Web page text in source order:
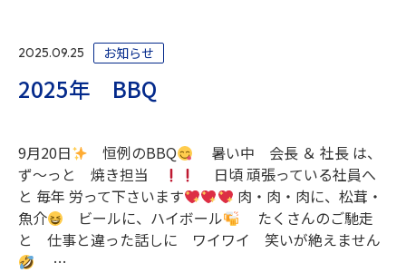
2025.09.25 お知らせ
2025年 BBQ
9月20日 恒例のBBQ
暑い中 会長 ＆ 社長 は、
ず～っと 焼き担当
日頃 頑張っている社員へ
と 毎年 労って下さいます
肉・肉・肉に、松茸・
魚介
ビールに、ハイボール
たくさんのご馳走
と 仕事と違った話しに ワイワイ 笑いが絶えません
…